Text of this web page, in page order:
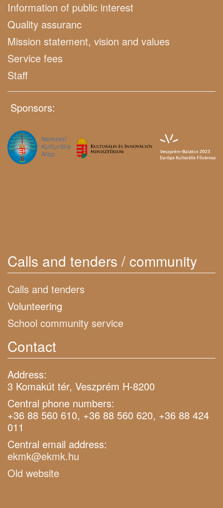
Information of public interest
Quality assuranc
Mission statement, vision and values
Service fees
Staff
Sponsors:
Calls and tenders / community
Calls and tenders
Volunteering
School community service
Contact
Address:
3 Komakút tér, Veszprém H-8200
Central phone numbers:
+36 88 560 610, +36 88 560 620, +36 88 424
011
Central email address:
ekmk@ekmk.hu
Old website